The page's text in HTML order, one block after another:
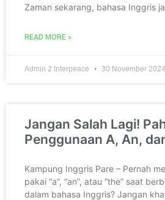
Zaman sekarang, bahasa Inggris
READ MORE »
Admin 2 Interpeace 30 November 2024
Jangan Salah Lagi!
Penggunaan A, An,
Kampung Inggris Pare – Pernah
pakai “a”, “an”, atau “the” saat
dalam bahasa Inggris? Jangan